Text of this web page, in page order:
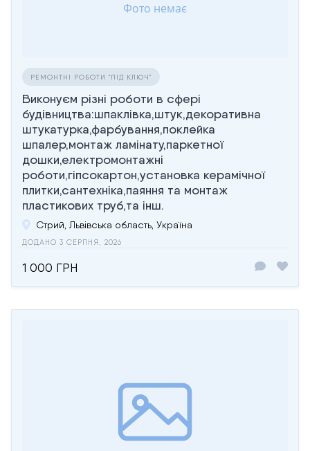
РЕМОНТНІ РОБОТИ "ПІД КЛЮЧ"
Виконуєм різні роботи в сфері
будівництва:шпаклівка,штук,декоративна
штукатурка,фарбування,поклейка
шпалер,монтаж ламінату,паркетної
дошки,електромонтажні
роботи,гіпсокартон,установка керамічної
плитки,сантехніка,паяння та монтаж
пластикових труб,та інш.
Стрий, Львівська область, Україна
ДОДАНО 3 СЕРПНЯ, 2026
1 000 ГРН